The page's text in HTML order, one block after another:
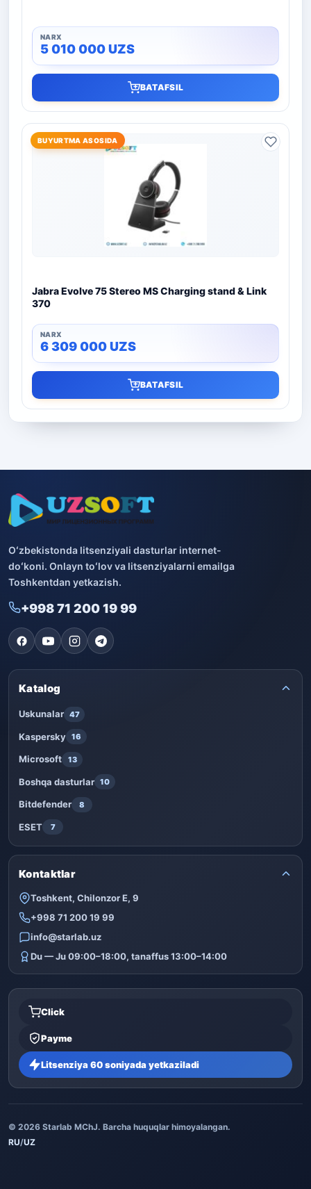
5 010 000UZS
BATAFSIL
BUYURTMA ASOSIDA
Jabra Evolve 75 Stereo MS Charging stand & Link
370
6 309 000UZS
BATAFSIL
Oʻzbekistonda litsenziyali dasturlar internet-
doʻkoni. Onlayn toʻlov va litsenziyalarni emailga
Toshkentdan yetkazish.
+998 71 200 19 99
Katalog
Uskunalar 47
Kaspersky 16
Microsoft 13
Boshqa dasturlar 10
Bitdefender 8
ESET 7
Kontaktlar
Toshkent, Chilonzor E, 9
+998 71 200 19 99
info@starlab.uz
Du — Ju 09:00–18:00, tanaffus 13:00–14:00
Click
Payme
Litsenziya 60 soniyada yetkaziladi
© 2026 Starlab MChJ. Barcha huquqlar himoyalangan.
RU/UZ